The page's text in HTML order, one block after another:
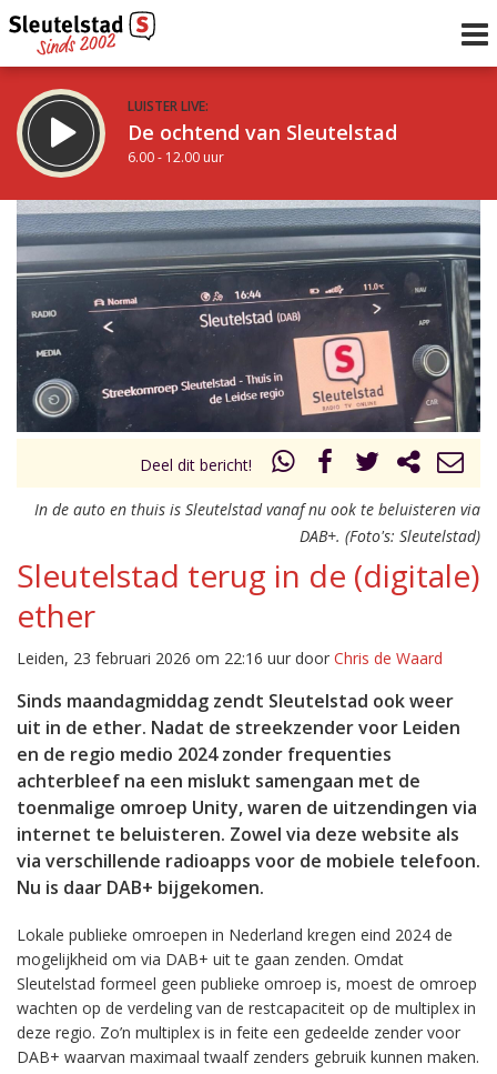
LUISTER LIVE:
De ochtend van Sleutelstad
6.00 - 12.00 uur
STRAKS:
De middag van Sleutelstad
12.00 - 18.00 uur
Vorig uur
uur 1 van 0 Volgend uur
Deel dit bericht!
In de auto en thuis is Sleutelstad vanaf nu ook te beluisteren via
DAB+. (Foto's: Sleutelstad)
Sleutelstad terug in de (digitale)
ether
Leiden, 23 februari 2026 om 22:16 uur door Chris de Waard
Sinds maandagmiddag zendt Sleutelstad ook weer
uit in de ether. Nadat de streekzender voor Leiden
en de regio medio 2024 zonder frequenties
achterbleef na een mislukt samengaan met de
toenmalige omroep Unity, waren de uitzendingen via
internet te beluisteren. Zowel via deze website als
via verschillende radioapps voor de mobiele telefoon.
Nu is daar DAB+ bijgekomen.
Lokale publieke omroepen in Nederland kregen eind 2024 de
mogelijkheid om via DAB+ uit te gaan zenden. Omdat
Sleutelstad formeel geen publieke omroep is, moest de omroep
wachten op de verdeling van de restcapaciteit op de multiplex in
deze regio. Zo’n multiplex is in feite een gedeelde zender voor
DAB+ waarvan maximaal twaalf zenders gebruik kunnen maken.